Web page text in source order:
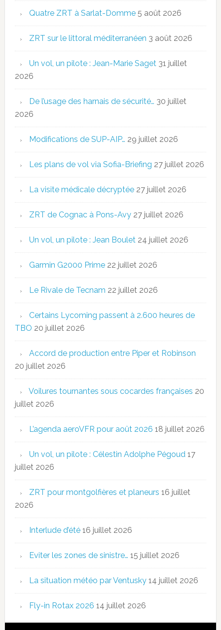
Quatre ZRT à Sarlat-Domme 5 août 2026
ZRT sur le littoral méditerranéen 3 août 2026
Un vol, un pilote : Jean-Marie Saget 31 juillet
2026
De l’usage des harnais de sécurité… 30 juillet
2026
Modifications de SUP-AIP… 29 juillet 2026
Les plans de vol via Sofia-Briefing 27 juillet 2026
La visite médicale décryptée 27 juillet 2026
ZRT de Cognac à Pons-Avy 27 juillet 2026
Un vol, un pilote : Jean Boulet 24 juillet 2026
Garmin G2000 Prime 22 juillet 2026
Le Rivale de Tecnam 22 juillet 2026
Certains Lycoming passent à 2.600 heures de
TBO 20 juillet 2026
Accord de production entre Piper et Robinson
20 juillet 2026
Voilures tournantes sous cocardes françaises 20
juillet 2026
L’agenda aeroVFR pour août 2026 18 juillet 2026
Un vol, un pilote : Célestin Adolphe Pégoud 17
juillet 2026
ZRT pour montgolfières et planeurs 16 juillet
2026
Interlude d’été 16 juillet 2026
Eviter les zones de sinistre… 15 juillet 2026
La situation météo par Ventusky 14 juillet 2026
Fly-in Rotax 2026 14 juillet 2026